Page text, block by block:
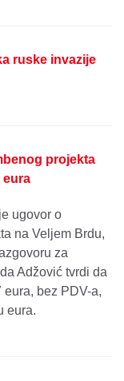
ruske invazije
projekta
eura
ugovor o
na Veljem Brdu,
za
Adžović tvrdi da
bez PDV-a,
eura.